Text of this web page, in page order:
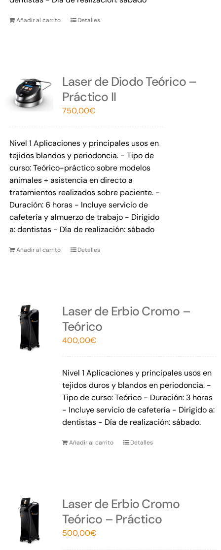
Añadir al carrito Detalles
Laser de Diodo Teórico –
Práctico II
750,00€
Nivel 1 Aplicaciones y principales usos en
tejidos blandos y periodoncia. - Tipo de
curso: Teórico-práctico sobre modelos
animales + asistencia en directo a
tratamientos realizados sobre paciente. -
Duración: 6 horas - Incluye servicio de
cafetería y almuerzo de trabajo - Dirigido
a: dentistas - Día de realización: sábado
Añadir al carrito Detalles
Laser de Erbio Cromo –
Teórico
400,00€
Nivel 1 Aplicaciones y principales usos en
tejidos duros y blandos en periodoncia. -
Tipo de curso: Teórico - Duración: 3 horas
- Incluye servicio de cafetería - Dirigido a:
dentistas - Día de realización: sábado.
Añadir al carrito Detalles
Laser de Erbio Cromo
Teórico – Práctico
500,00€